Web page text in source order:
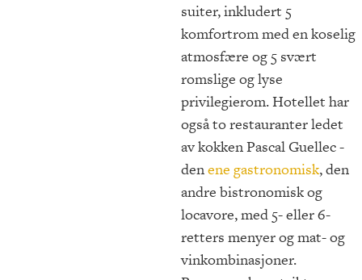
suiter, inkludert 5
komfortrom med en koselig
atmosfære og 5 svært
romslige og lyse
privilegierom. Hotellet har
også to restauranter ledet
av kokken Pascal Guellec -
denene gastronomisk, den
andre bistronomisk og
locavore, med 5- eller 6-
retters menyer og mat- og
vinkombinasjoner.